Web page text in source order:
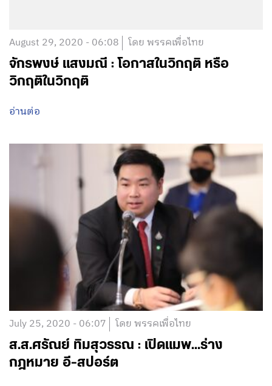
August 29, 2020 - 06:08 โดย พรรคเพื่อไทย
จักรพงษ์ แสงมณี : โอกาสในวิกฤติ หรือ
วิกฤติในวิกฤติ
อ่านต่อ
July 25, 2020 - 06:07 โดย พรรคเพื่อไทย
ส.ส.ศรัณย์ ทิมสุวรรณ : เปิดแมพ…ร่าง
กฎหมาย อี-สปอร์ต